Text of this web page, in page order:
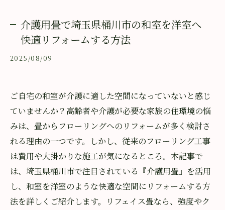
介護用畳で埼玉県桶川市の和室を洋室へ
快適リフォームする方法
2025/08/09
ご自宅の和室が介護に適した空間になっていないと感じ
ていませんか？高齢者や介護が必要な家族の住環境の悩
みは、畳からフローリングへのリフォームが多く検討さ
れる理由の一つです。しかし、従来のフローリング工事
は費用や大掛かりな施工が気になるところ。本記事で
は、埼玉県桶川市で注目されている『介護用畳』を活用
し、和室を洋室のような快適な空間にリフォームする方
法を詳しくご紹介します。リフェイス畳なら、強度やク